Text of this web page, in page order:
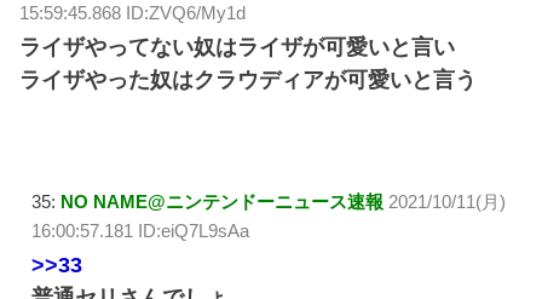
15:59:45.868 ID:ZVQ6/My1d
ライザやってない奴はライザが可愛いと言い
ライザやった奴はクラウディアが可愛いと言う
35: NO NAME@ニンテンドーニュース速報 2021/10/11(月)
16:00:57.181 ID:eiQ7L9sAa
>>33